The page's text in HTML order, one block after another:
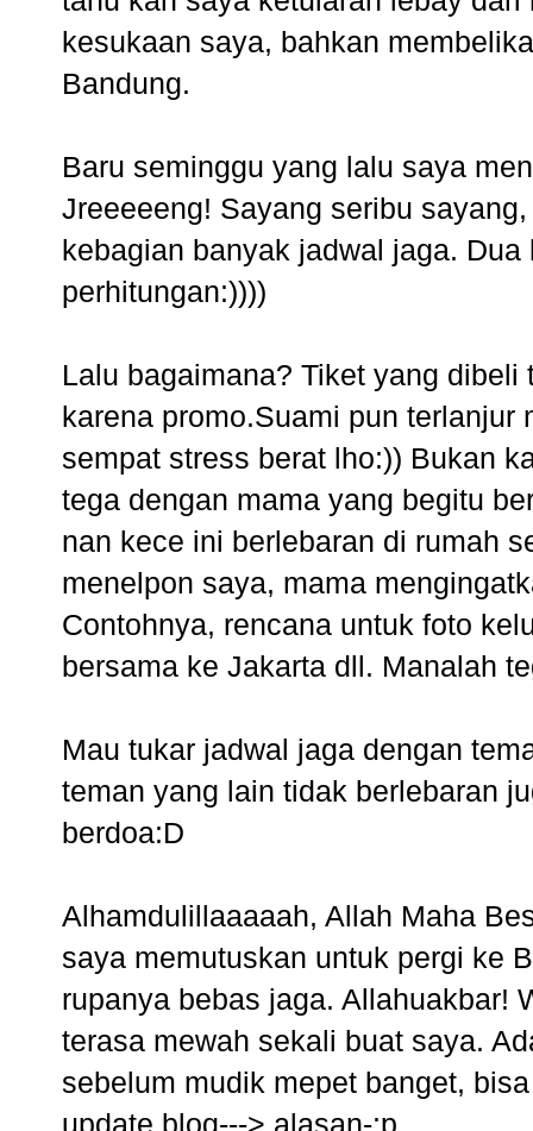
kesukaan saya, bahkan
Bandung.
Baru seminggu yang lalu saya
Jreeeeeng! Sayang seribu
kebagian banyak jadwal jaga.
perhitungan:))))
Lalu bagaimana? Tiket yang
karena promo.Suami pun
sempat stress berat lho:)) Bukan
tega dengan mama yang begitu
nan kece ini berlebaran di rumah
menelpon saya, mama
Contohnya, rencana untuk foto
bersama ke Jakarta dll. Manalah
Mau tukar jadwal jaga dengan
teman yang lain tidak berlebaran
berdoa:D
Alhamdulillaaaaah, Allah Maha
saya memutuskan untuk pergi ke
rupanya bebas jaga. Allahuakbar!
terasa mewah sekali buat saya.
sebelum mudik mepet banget,